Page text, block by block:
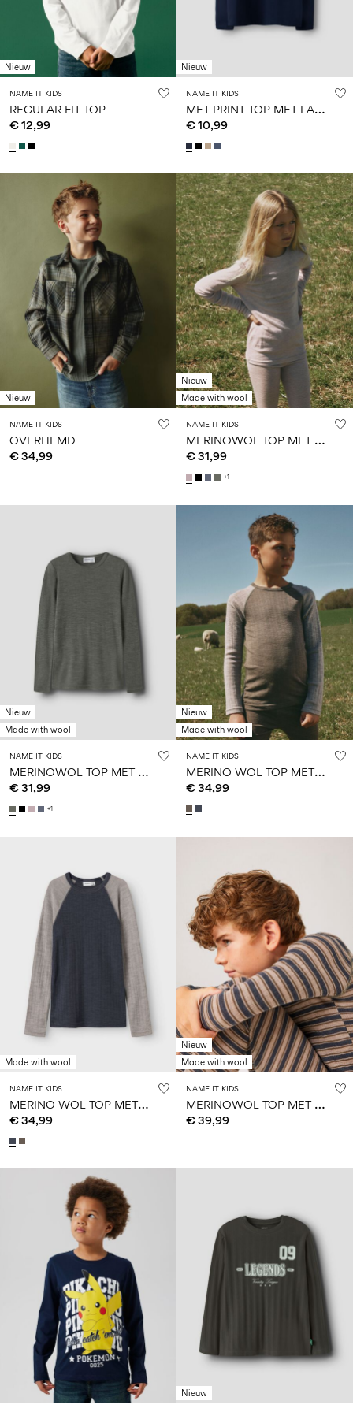
Nieuw
NAME IT KIDS
REGULAR FIT TOP
€ 12,99
Nieuw
NAME IT KIDS
M
ET PRINT TOP MET LANGE MOUWEN
€ 10,99
Nieuw
NAME IT KIDS
OVERHEMD
€ 34,99
Nieuw
Made with wool
NAME IT KIDS
M
ERINOWOL TOP MET LANGE MOUWEN
€ 31,99
+1
Nieuw
Made with wool
NAME IT KIDS
M
ERINOWOL TOP MET LANGE MOUWEN
€ 31,99
+1
Nieuw
Made with wool
NAME IT KIDS
M
ERINO WOL TOP MET LANGE MOUWEN
€ 34,99
Made with wool
NAME IT KIDS
M
ERINO WOL TOP MET LANGE MOUWEN
€ 34,99
Nieuw
Made with wool
NAME IT KIDS
M
ERINOWOL TOP MET LANGE MOUWEN
€ 39,99
Nieuw